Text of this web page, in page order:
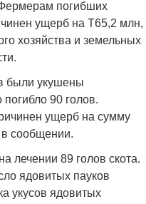
погибших
ущерб на Т65,2 млн,
хозяйства и земельных
были укушены
погибло 90 голов.
ущерб на сумму
сообщении.
лечении 89 голов скота.
ядовитых пауков
укусов ядовитых